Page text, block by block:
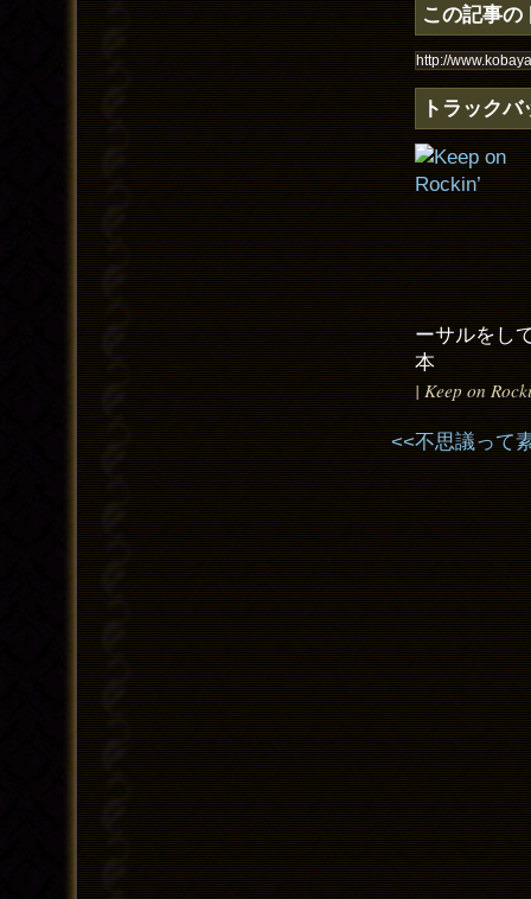
この記事の
トラックバ
ーサルをし
本
| Keep on
<<不思議って